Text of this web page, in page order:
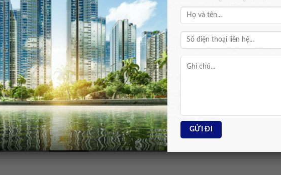
qua, Kido đã thông qua phương án mua lại gần 14,5 triệu cổ phiếu KDC với mục
vệ lợi ích cho cổ đông hiện hữu.
lấy từ nguồn thặng dư vốn cổ phần căn cứ trên báo cáo tài chính riêng năm 2025
Giao dịch dự kiến thực hiện theo phương thức khớp lệnh, trong khoảng thời gian từ
điều lệ của Kido sẽ giảm từ mức hơn 2.898 tỷ đồng xuống còn hơn 2.753 tỷ đồng.
tịch Kido, Vương Bửu Linh, bà Vương Bửu Linh mua cổ phiếu KDC, Chủ tịch Kido
KDC, cổ đông Kido, Kido mua cổ phiếu quỹ, KDC giảm vốn điều lệ, cổ phiếu ngành
Bử#Vợ #chủ #tịch #Kido #muốn #mua #thêm #triệu #cổ #phiếu